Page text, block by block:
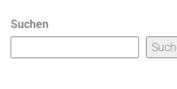
Suchen